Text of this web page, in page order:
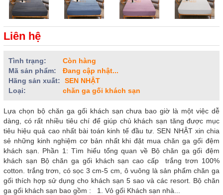
Liên hệ
Tình trạng:
Còn hàng
Mã sản phẩm:
Đang cập nhật...
Hãng sản xuất:
SEN NHẬT
Loại:
chăn ga gối khách sạn
Lựa chọn bộ chăn ga gối khách sạn chưa bao giờ là một việc dễ
dàng, có rất nhiều tiêu chí để giúp chủ khách sạn tăng được mục
tiêu hiệu quả cao nhất bài toán kinh tế đầu tư. SEN NHẬT xin chia
sẻ những kinh nghiệm cơ bản nhất khi đặt mua chăn ga gối đệm
khách sạn. Phần 1: Tìm hiểu tổng quan về Bộ chăn ga gối đệm
khách sạn Bộ chăn ga gối khách sạn cao cấp trắng trơn 100%
cotton. trắng trơn, có sọc 3 cm-5 cm, ô vuông là sản phẩm chăn ga
gối thích hợp sử dụng cho khách sạn 5 sao và các resort. Bộ chăn
ga gối khách sạn bao gồm : 1. Vỏ gối Khách sạn nhà...